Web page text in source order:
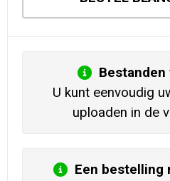
Bestanden
U kunt eenvoudig
uploaden in de
Een bestelling